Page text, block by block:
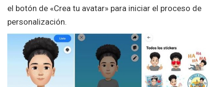
el botón de «Crea tu avatar» para iniciar el proceso de
personalización.